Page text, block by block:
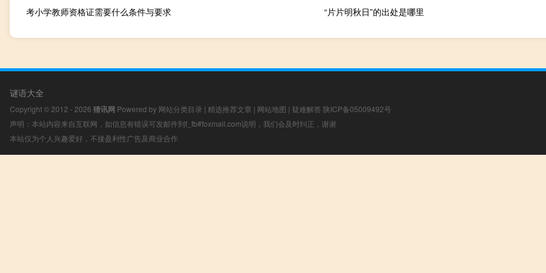
考小学教师资格证需要什么条件与要求 “片片明秋日”的出处是哪里
谜语大全
Copyright © 2012 - 2026 猜讯网 Powered by 网站分类目录 | 精选推荐文章 | 网站地图 | 疑难解答 陕ICP备05009492号
声明：本站内容来自互联网，如信息有错误可发邮件到f_fb#foxmail.com说明，我们会及时纠正，谢谢
本站仅为个人兴趣爱好，不接盈利性广告及商业合作